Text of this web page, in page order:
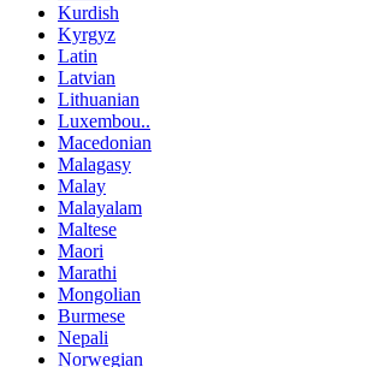
Kurdish
Kyrgyz
Latin
Latvian
Lithuanian
Luxembou..
Macedonian
Malagasy
Malay
Malayalam
Maltese
Maori
Marathi
Mongolian
Burmese
Nepali
Norwegian